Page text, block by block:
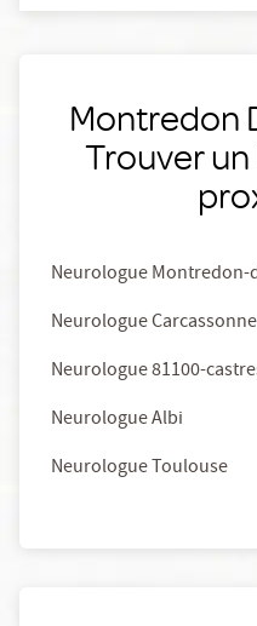
Montredon
Trouver
Neurologue Montredon-
Neurologue Carcassonne
Neurologue 81100-
Neurologue Albi
Neurologue Toulouse